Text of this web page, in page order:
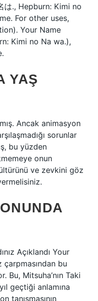
は., Hepburn: Kimi no
For other uses,
Your Name
Kimi no Na wa.),
YAŞ
Ancak animasyon
sorunlar
bu yüzden
onun
ve zevkini göz
Açıklandı Your
çarpmasından bu
Bu, Mitsuha’nın Taki
geçtiği anlamına
tanışmasının